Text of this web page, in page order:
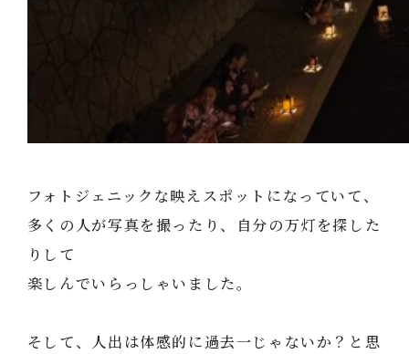
フォトジェニックな映えスポットになっていて、
多くの人が写真を撮ったり、自分の万灯を探した
りして
楽しんでいらっしゃいました。
そして、人出は体感的に過去一じゃないか？と思